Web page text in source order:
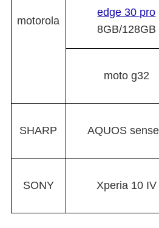
motorola
edge 30 pro
8GB/128GB
moto g32
SHARP AQUOS
SONY Xperia 10 IV